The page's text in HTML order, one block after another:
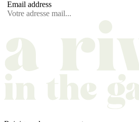
Email address